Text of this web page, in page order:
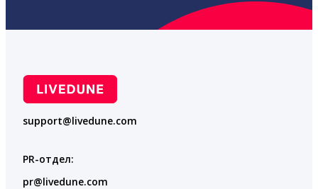
support@livedune.com
PR-отдел:
pr@livedune.com